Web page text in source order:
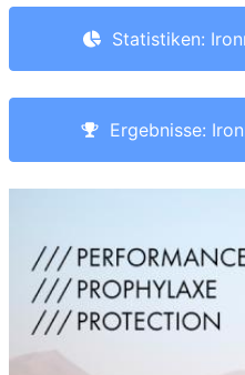
Statistiken:
Ergebnisse: